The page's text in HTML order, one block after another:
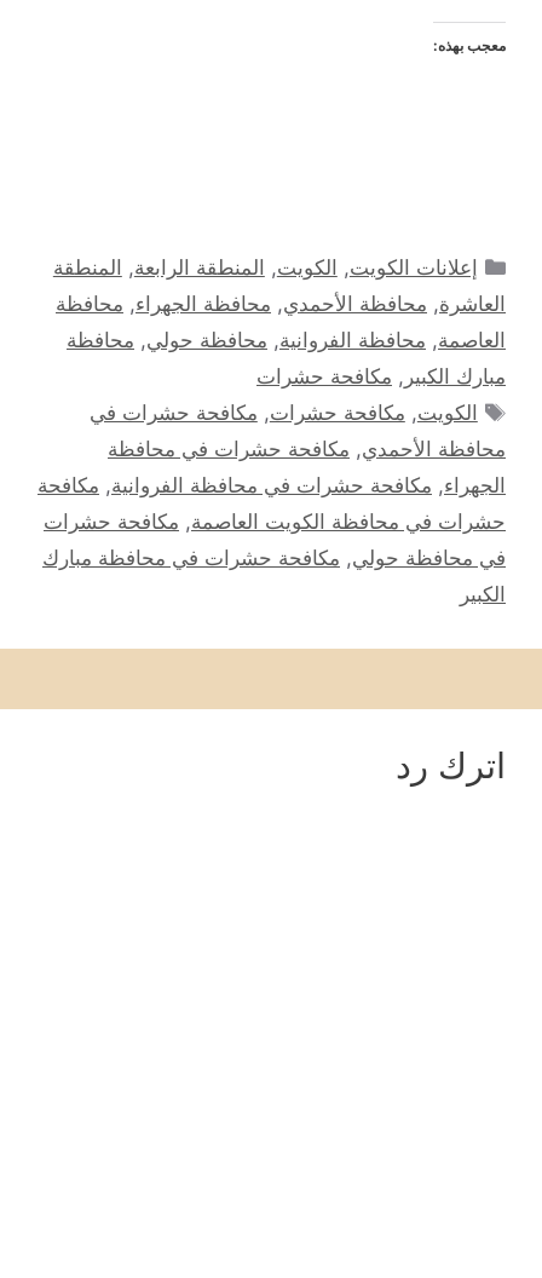
معجب بهذه:
التصنيفات
إعلانات الكويت, الكويت, المنطقة الرابعة, المنطقة
العاشرة, محافظة الأحمدي, محافظة الجهراء, محافظة
العاصمة, محافظة الفروانية, محافظة حولي, محافظة
مبارك الكبير , مكافحة حشرات
الوسوم
الكويت, مكافحة حشرات, مكافحة حشرات في
محافظة الأحمدي, مكافحة حشرات في محافظة
الجهراء, مكافحة حشرات في محافظة الفروانية, مكافحة
حشرات في محافظة الكويت العاصمة, مكافحة حشرات
في محافظة حولي, مكافحة حشرات في محافظة مبارك
الكبير
اترك رد